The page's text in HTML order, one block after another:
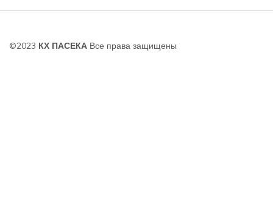
©2023 КХ ПАСЕКА Все права защищены